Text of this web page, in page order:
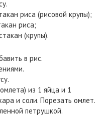
риса (рисовой крупы);
риса;
(крупы).
в рис.
из 1 яйца и 1
и соли. Порезать омлет.
петрушкой.